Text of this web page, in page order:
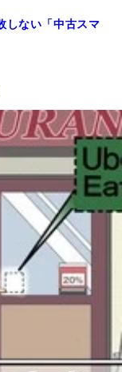
しない「中古スマ